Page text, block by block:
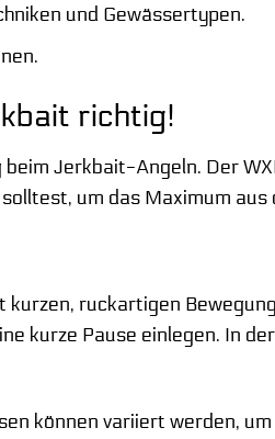
und Gewässertypen.
richtig!
Jerkbait-Angeln. Der
um das Maximum aus
ruckartigen
kurze Pause einlegen. In
können variiert werden,